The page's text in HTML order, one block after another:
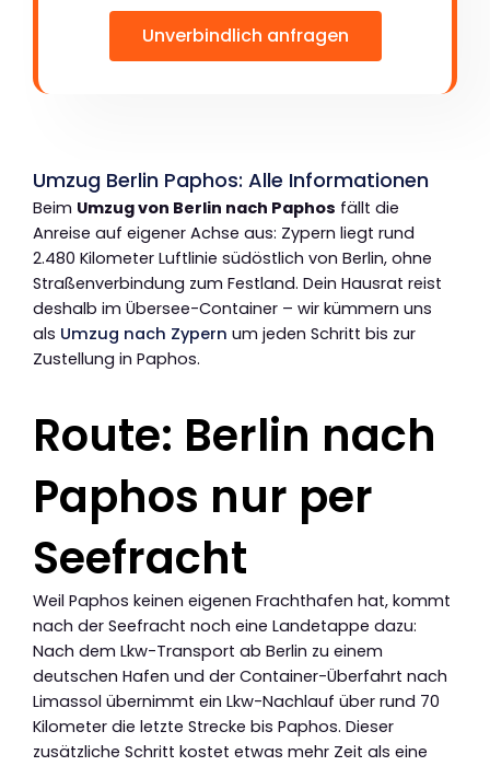
Unverbindlich anfragen
Umzug Berlin Paphos: Alle Informationen
Beim Umzug von Berlin nach Paphos fällt die
Anreise auf eigener Achse aus: Zypern liegt rund
2.480 Kilometer Luftlinie südöstlich von Berlin, ohne
Straßenverbindung zum Festland. Dein Hausrat reist
deshalb im Übersee-Container – wir kümmern uns
als Umzug nach Zypern um jeden Schritt bis zur
Zustellung in Paphos.
Route: Berlin nach
Paphos nur per
Seefracht
Weil Paphos keinen eigenen Frachthafen hat, kommt
nach der Seefracht noch eine Landetappe dazu:
Nach dem Lkw-Transport ab Berlin zu einem
deutschen Hafen und der Container-Überfahrt nach
Limassol übernimmt ein Lkw-Nachlauf über rund 70
Kilometer die letzte Strecke bis Paphos. Dieser
zusätzliche Schritt kostet etwas mehr Zeit als eine